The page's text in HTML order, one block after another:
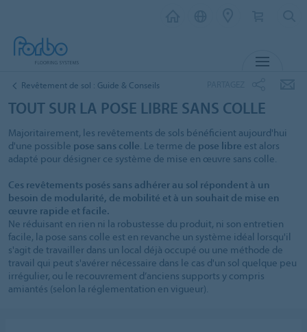
Revêtement de sol : Guide & Conseils
TOUT SUR LA POSE LIBRE SANS COLLE
Majoritairement, les revêtements de sols bénéficient aujourd'hui
d'une possible pose sans colle . Le terme de pose libre est alors
adapté pour désigner ce système de mise en œuvre sans colle.
Ces revêtements posés sans adhérer au sol répondent à un
besoin de modularité, de mobilité et à un souhait de mise en
œuvre rapide et facile.
Ne réduisant en rien ni la robustesse du produit, ni son entretien
facile, la pose sans colle est en revanche un système idéal lorsqu'il
s'agit de travailler dans un local déjà occupé ou une méthode de
travail qui peut s'avérer nécessaire dans le cas d'un sol quelque peu
irrégulier, ou le recouvrement d’anciens supports y compris
amiantés (selon la réglementation en vigueur).